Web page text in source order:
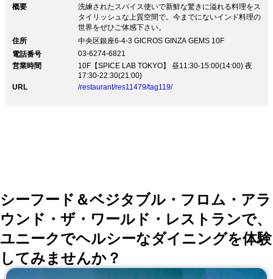
概要
洗練されたスパイス使いで新鮮な驚きに溢れる料理をス
タイリッシュな上質空間で。今までにないインド料理の
世界をぜひご体感下さい。
住所
中央区銀座6-4-3 GICROS GINZA GEMS 10F
電話番号
03-6274-6821
営業時間
10F【SPICE LAB TOKYO】 昼11:30-15:00(14:00) 夜
17:30-22:30(21:00)
URL
/restaurant/res11479/tag119/
シーフード＆ベジタブル・フロム・アラ
ウンド・ザ・ワールド・レストランで、
ユニークでヘルシーなダイニングを体験
してみませんか？